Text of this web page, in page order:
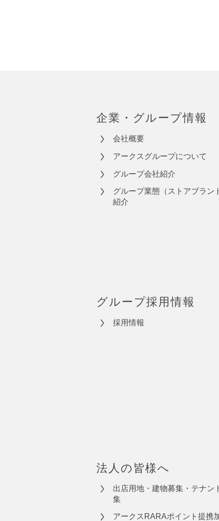
企業・グループ情報
会社概要
アークスグループについて
グループ会社紹介
グループ業態（ストアブラン
紹介
グループ採用情報
採用情報
法人の皆様へ
出店用地・建物募集・テナン
集
アークスRARAポイント提携